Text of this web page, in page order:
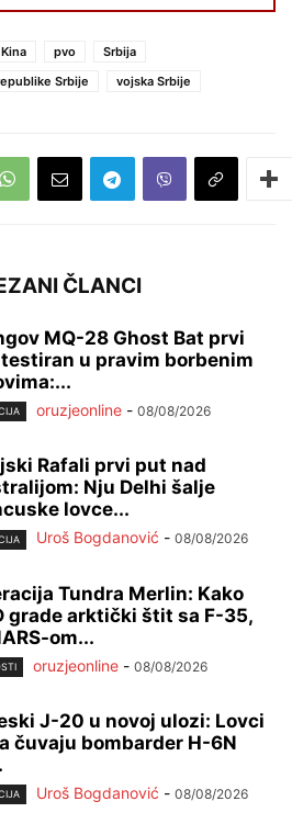
Kina pvo
Srbija
Srbije vojska Srbije
ČLANCI
MQ-28 Ghost Bat prvi
u pravim borbenim
oruzjeonline - 08/08/2026
Rafali prvi put nad
Nju Delhi šalje
lovce...
Uroš Bogdanović - 08/08/2026
Tundra Merlin: Kako
grade arktički štit sa F-35,
om...
oruzjeonline - 08/08/2026
J-20 u novoj ulozi: Lovci
čuvaju bombarder H-6N
Uroš Bogdanović - 08/08/2026